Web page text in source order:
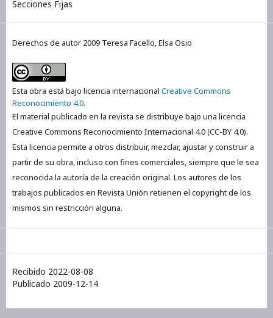
Secciones Fijas
Derechos de autor 2009 Teresa Facello, Elsa Osio
Esta obra está bajo licencia internacional Creative Commons
Reconocimiento 4.0.
El material publicado en la revista se distribuye bajo una licencia
Creative Commons Reconocimiento Internacional 4.0 (CC-BY 4.0).
Esta licencia permite a otros distribuir, mezclar, ajustar y construir a
partir de su obra, incluso con fines comerciales, siempre que le sea
reconocida la autoría de la creación original. Los autores de los
trabajos publicados en Revista Unión retienen el copyright de los
mismos sin restricción alguna.
Recibido 2022-08-08
Publicado 2009-12-14